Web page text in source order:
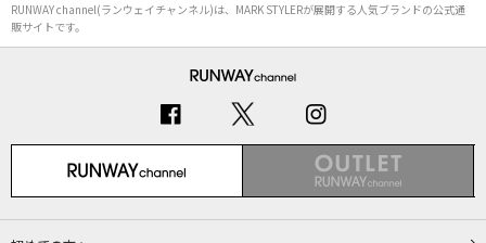
RUNWAY channel(ランウェイチャンネル)は、MARK STYLERが展開する人気ブランドの公式通
販サイトです。